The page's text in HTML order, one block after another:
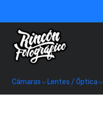
Cámaras Lentes / Óptica